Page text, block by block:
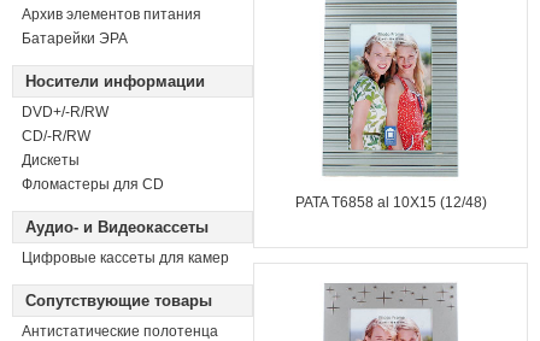
Архив элементов питания
Батарейки ЭРА
Носители информации
DVD+/-R/RW
СD/-R/RW
Дискеты
Фломастеры для CD
Аудио- и Видеокассеты
Цифровые кассеты для камер
Сопутствующие товары
Антистатические полотенца
PATA T6858 al 10X15 (12/48)